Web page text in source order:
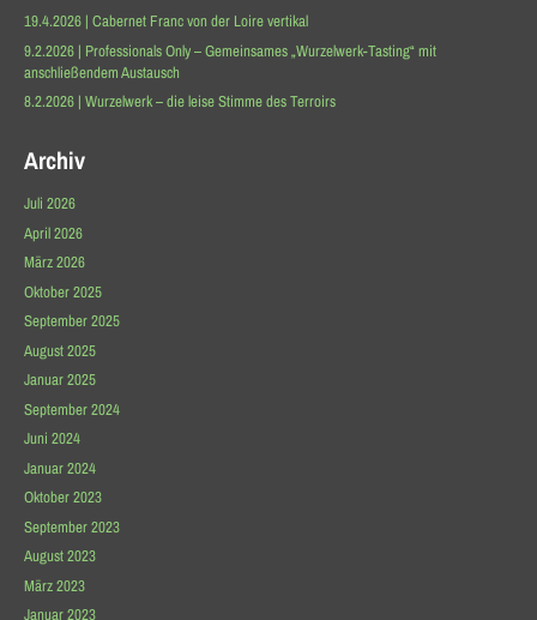
19.4.2026 | Cabernet Franc von der Loire vertikal
9.2.2026 | Professionals Only – Gemeinsames „Wurzelwerk-Tasting“ mit
anschließendem Austausch
8.2.2026 | Wurzelwerk – die leise Stimme des Terroirs
Archiv
Juli 2026
April 2026
März 2026
Oktober 2025
September 2025
August 2025
Januar 2025
September 2024
Juni 2024
Januar 2024
Oktober 2023
September 2023
August 2023
März 2023
Januar 2023